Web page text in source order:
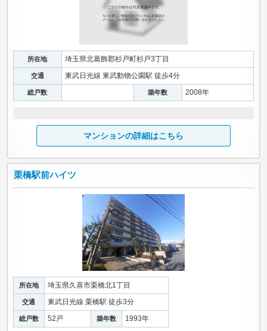
所在地 埼玉県北葛飾郡杉戸町杉戸3丁目
交通 東武日光線 東武動物公園駅 徒歩4分
総戸数 築年数 2008年
マンションの詳細はこちら
栗橋駅前ハイツ
所在地 埼玉県久喜市栗橋北1丁目
交通 東武日光線 栗橋駅 徒歩3分
総戸数 52戸 築年数 1993年